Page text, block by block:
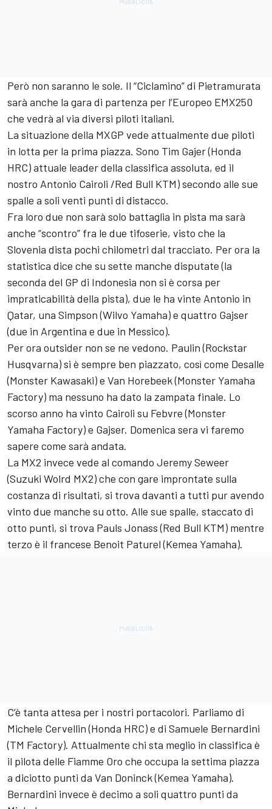
Però non saranno le sole. Il “Ciclamino” di Pietramurata
sarà anche la gara di partenza per l’Europeo EMX250
che vedrà al via diversi piloti italiani.
La situazione della MXGP vede attualmente due piloti
in lotta per la prima piazza. Sono Tim Gajer (Honda
HRC) attuale leader della classifica assoluta, ed il
nostro Antonio Cairoli /Red Bull KTM) secondo alle sue
spalle a soli venti punti di distacco.
Fra loro due non sarà solo battaglia in pista ma sarà
anche “scontro” fra le due tifoserie, visto che la
Slovenia dista pochi chilometri dal tracciato. Per ora la
statistica dice che su sette manche disputate (la
seconda del GP di Indonesia non si è corsa per
impraticabilità della pista), due le ha vinte Antonio in
Qatar, una Simpson (Wilvo Yamaha) e quattro Gajser
(due in Argentina e due in Messico).
Per ora outsider non se ne vedono. Paulin (Rockstar
Husqvarna) si è sempre ben piazzato, così come Desalle
(Monster Kawasaki) e Van Horebeek (Monster Yamaha
Factory) ma nessuno ha dato la zampata finale. Lo
scorso anno ha vinto Cairoli su Febvre (Monster
Yamaha Factory) e Gajser. Domenica sera vi faremo
sapere come sarà andata.
La MX2 invece vede al comando Jeremy Seweer
(Suzuki Wolrd MX2) che con gare improntate sulla
costanza di risultati, si trova davanti a tutti pur avendo
vinto due manche su otto. Alle sue spalle, staccato di
otto punti, si trova Pauls Jonass (Red Bull KTM) mentre
terzo è il francese Benoit Paturel (Kemea Yamaha).
C’è tanta attesa per i nostri portacolori. Parliamo di
Michele Cervellin (Honda HRC) e di Samuele Bernardini
(TM Factory). Attualmente chi sta meglio in classifica è
il pilota delle Fiamme Oro che occupa la settima piazza
a diciotto punti da Van Doninck (Kemea Yamaha).
Bernardini invece è decimo a soli quattro punti da